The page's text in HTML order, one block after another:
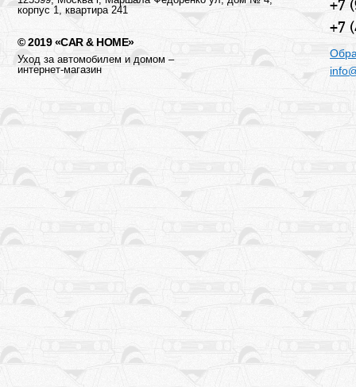
корпус 1, квартира 241
© 2019 «CAR & HOME»
Уход за автомобилем и домом –
интернет-магазин
+7
+7